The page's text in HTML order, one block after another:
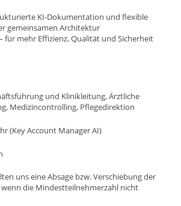
KI-Dokumentation und flexible
gemeinsamen Architektur
für mehr Effizienz, Qualität und Sicherheit
und Klinikleitung, Ärztliche
Medizincontrolling, Pflegedirektion
(Key Account Manager AI)
uns eine Absage bzw. Verschiebung der
die Mindestteilnehmerzahl nicht